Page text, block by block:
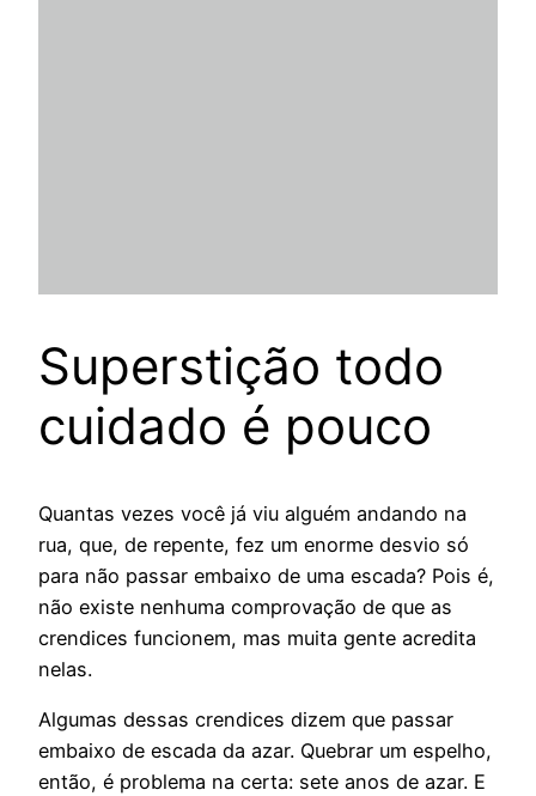
Superstição todo
cuidado é pouco
Quantas vezes você já viu alguém andando na
rua, que, de repente, fez um enorme desvio só
para não passar embaixo de uma escada? Pois é,
não existe nenhuma comprovação de que as
crendices funcionem, mas muita gente acredita
nelas.
Algumas dessas crendices dizem que passar
embaixo de escada da azar. Quebrar um espelho,
então, é problema na certa: sete anos de azar. E